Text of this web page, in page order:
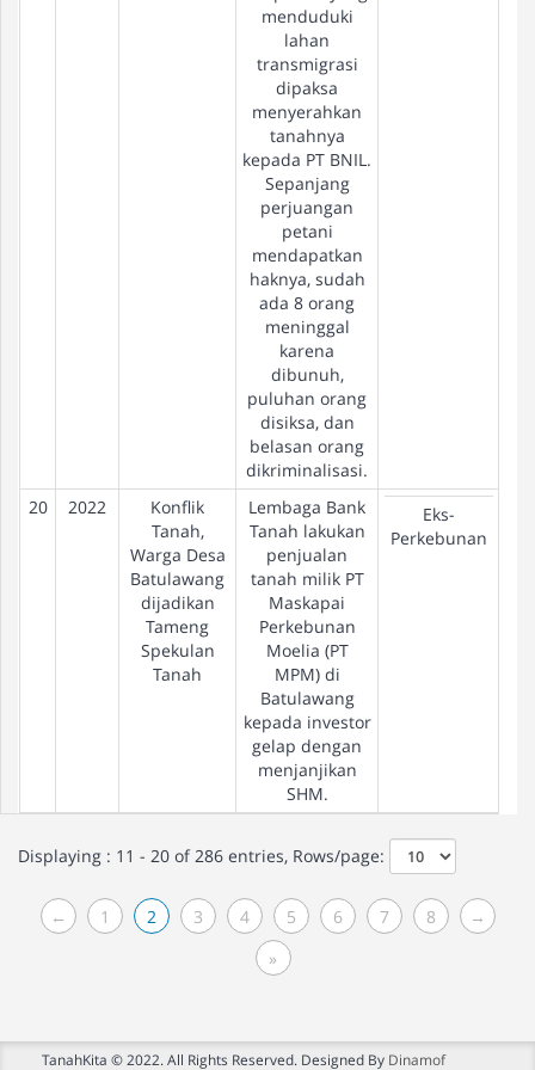
menduduki
lahan
transmigrasi
dipaksa
menyerahkan
tanahnya
kepada PT BNIL.
Sepanjang
perjuangan
petani
mendapatkan
haknya, sudah
ada 8 orang
meninggal
karena
dibunuh,
puluhan orang
disiksa, dan
belasan orang
dikriminalisasi.
20
2022
Konflik
Tanah,
Warga Desa
Batulawang
dijadikan
Tameng
Spekulan
Tanah
Lembaga Bank
Tanah lakukan
penjualan
tanah milik PT
Maskapai
Perkebunan
Moelia (PT
MPM) di
Batulawang
kepada investor
gelap dengan
menjanjikan
SHM.
Eks-
Perkebunan
Displaying : 11 - 20 of 286 entries, Rows/page:
← 1 2 3 4 5 6 7 8
→
»
TanahKita © 2022. All Rights Reserved. Designed By Dinamof